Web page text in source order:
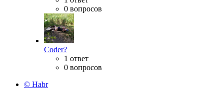
0 вопросов
Coder?
1 ответ
0 вопросов
© Habr